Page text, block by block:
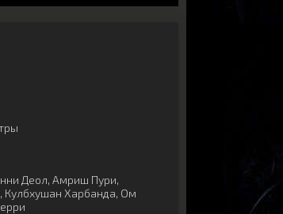
Деол, Амриш Пури,
, Кулбхушан Харбанда, Ом